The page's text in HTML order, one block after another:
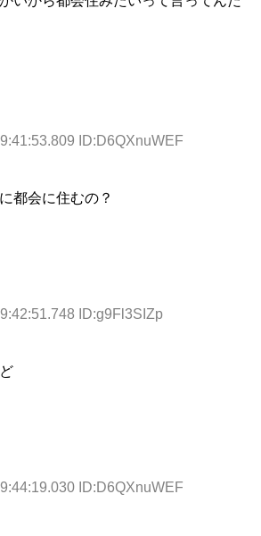
ID:D6QXnuWEF
都会に住むの？
ID:g9Fl3SIZp
ID:D6QXnuWEF